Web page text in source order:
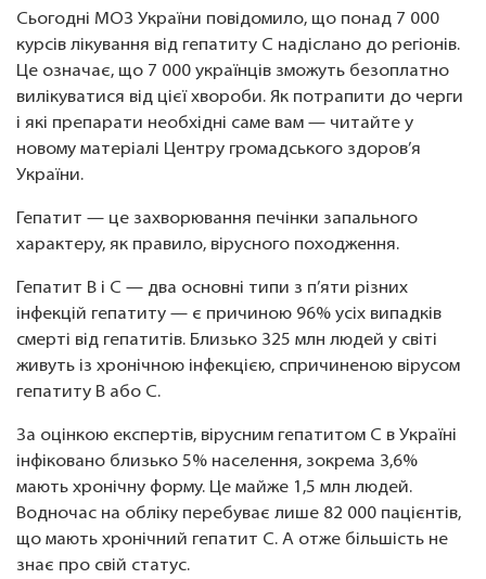
Сьогодні МОЗ України повідомило, що понад 7 000
курсів лікування від гепатиту С надіслано до регіонів.
Це означає, що 7 000 українців зможуть безоплатно
вилікуватися від цієї хвороби. Як потрапити до черги
і які препарати необхідні саме вам — читайте у
новому матеріалі Центру громадського здоров’я
України.
Гепатит — це захворювання печінки запального
характеру, як правило, вірусного походження.
Гепатит B і C — два основні типи з п’яти різних
інфекцій гепатиту — є причиною 96% усіх випадків
смерті від гепатитів. Близько 325 млн людей у ​​світі
живуть із хронічною інфекцією, спричиненою вірусом
гепатиту B або C.
За оцінкою експертів, вірусним гепатитом C в Україні
інфіковано близько 5% населення, зокрема 3,6%
мають хронічну форму. Це майже 1,5 млн людей.
Водночас на обліку перебуває лише 82 000 пацієнтів,
що мають хронічний гепатит С. А отже більшість не
знає про свій статус.